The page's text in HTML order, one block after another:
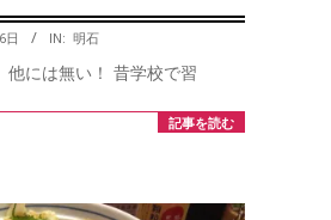
日 IN: 明石
には無い！ 昔学校で習
記事を読む